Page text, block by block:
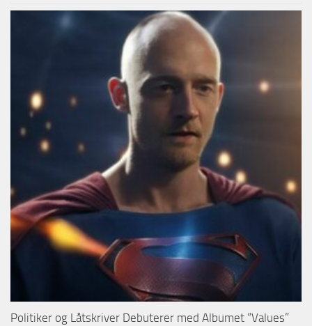
Politiker og Låtskriver Debuterer med Albumet “Values”